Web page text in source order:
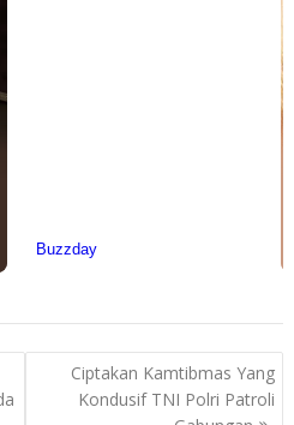
Ciptakan Kamtibmas Yang
Kondusif TNI Polri Patroli